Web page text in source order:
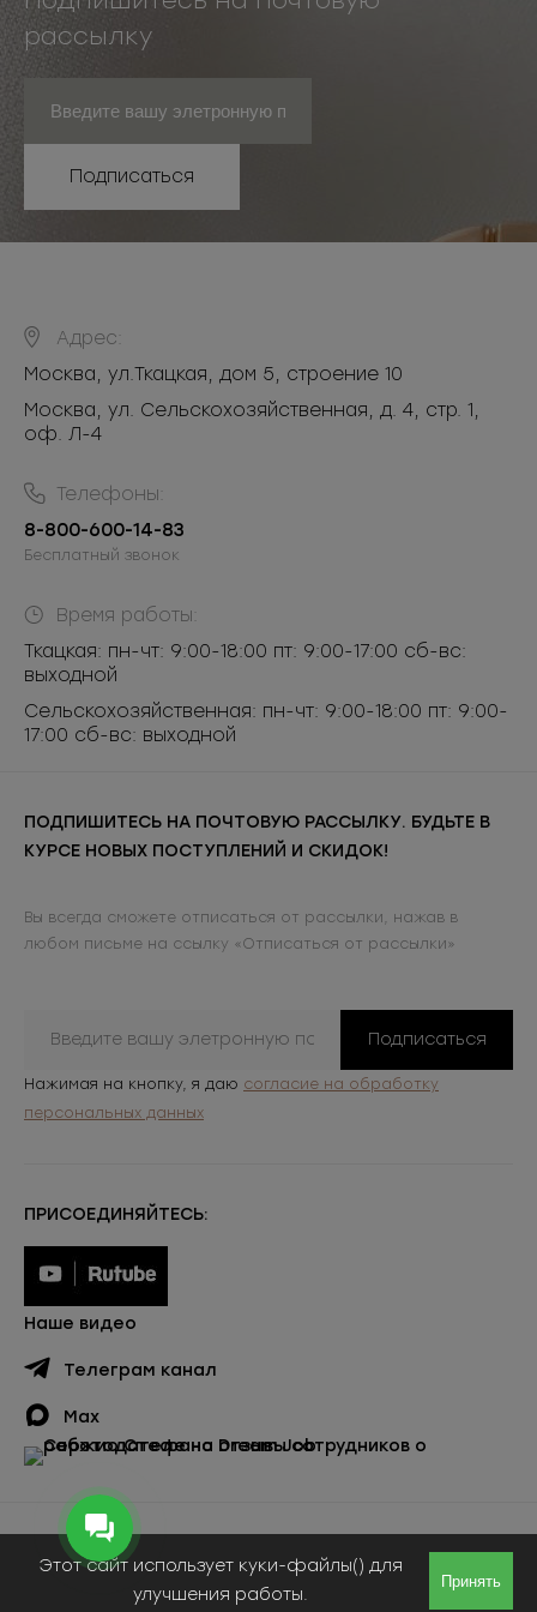
рассылку
Подписаться
Адрес:
Москва, ул.Ткацкая, дом 5, строение 10
Москва, ул. Сельскохозяйственная, д. 4, стр. 1,
оф. Л-4
Телефоны:
8-800-600-14-83
Бесплатный звонок
Время работы:
Ткацкая: пн-чт: 9:00-18:00 пт: 9:00-17:00 сб-вс:
выходной
Сельскохозяйственная: пн-чт: 9:00-18:00 пт: 9:00-
17:00 сб-вс: выходной
ПОДПИШИТЕСЬ НА ПОЧТОВУЮ РАССЫЛКУ. БУДЬТЕ В
КУРСЕ НОВЫХ ПОСТУПЛЕНИЙ И СКИДОК!
Вы всегда сможете отписаться от рассылки, нажав в
любом письме на ссылку «Отписаться от рассылки»
Подписаться
Нажимая на кнопку, я даю согласие на обработку
персональных данных
ПРИСОЕДИНЯЙТЕСЬ:
Наше видео
Телеграм канал
Max
Публичная оферта
© ООО «Сержио Стефано», 2026
Этот сайт использует куки-файлы() для
улучшения работы.
Принять